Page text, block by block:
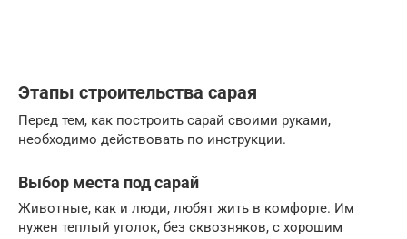
Этапы строительства сарая
Перед тем, как построить сарай своими руками,
необходимо действовать по инструкции.
Выбор места под сарай
Животные, как и люди, любят жить в комфорте. Им
нужен теплый уголок, без сквозняков, с хорошим